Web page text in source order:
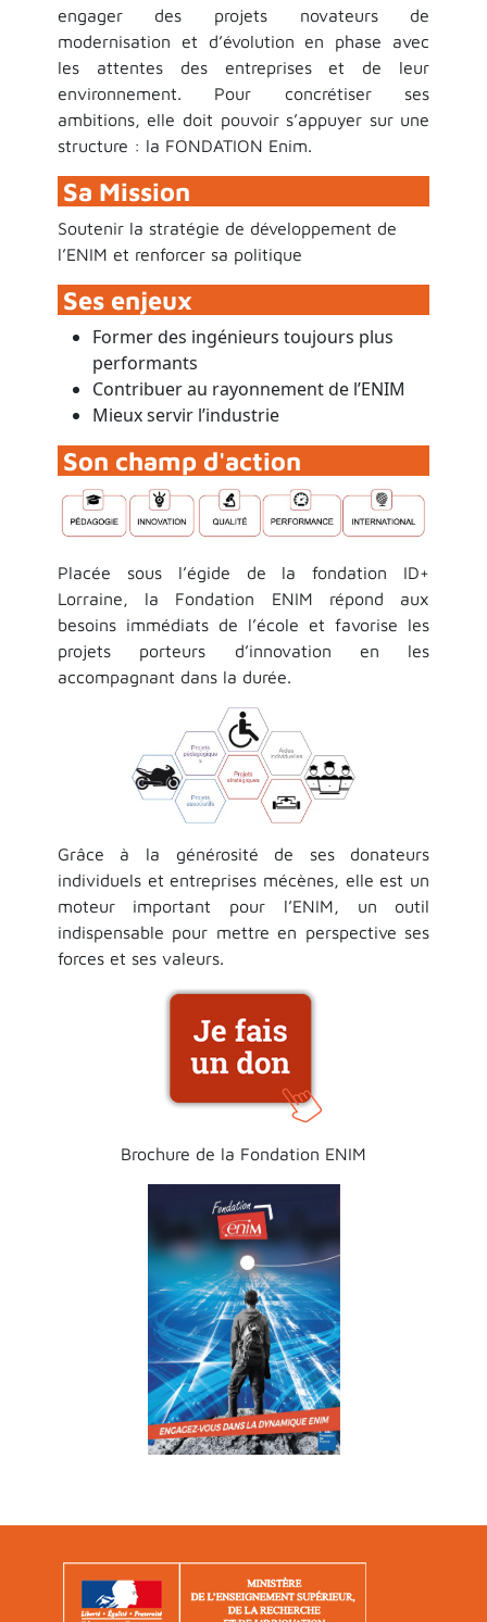
engager des projets novateurs de
modernisation et d’évolution en phase avec
les attentes des entreprises et de leur
environnement. Pour concrétiser ses
ambitions, elle doit pouvoir s’appuyer sur une
structure : la FONDATION Enim.
Sa Mission
Soutenir la stratégie de développement de
l’ENIM et renforcer sa politique
Ses enjeux
Former des ingénieurs toujours plus
performants
Contribuer au rayonnement de l’ENIM
Mieux servir l’industrie
Son champ d'action
Placée sous l’égide de la fondation ID+
Lorraine, la Fondation ENIM répond aux
besoins immédiats de l’école et favorise les
projets porteurs d’innovation en les
accompagnant dans la durée.
Grâce à la générosité de ses donateurs
individuels et entreprises mécènes, elle est un
moteur important pour l’ENIM, un outil
indispensable pour mettre en perspective ses
forces et ses valeurs.
Brochure de la Fondation ENIM